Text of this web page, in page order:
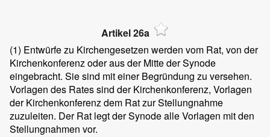
Artikel 26a
(1) Entwürfe zu Kirchengesetzen werden vom Rat, von der
Kirchenkonferenz oder aus der Mitte der Synode
eingebracht. Sie sind mit einer Begründung zu versehen.
Vorlagen des Rates sind der Kirchenkonferenz, Vorlagen
der Kirchenkonferenz dem Rat zur Stellungnahme
zuzuleiten. Der Rat legt der Synode alle Vorlagen mit den
Stellungnahmen vor.